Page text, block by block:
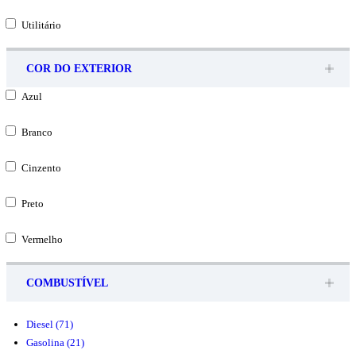
Utilitário
COR DO EXTERIOR
Azul
Branco
Cinzento
Preto
Vermelho
COMBUSTÍVEL
Diesel (71)
Gasolina (21)